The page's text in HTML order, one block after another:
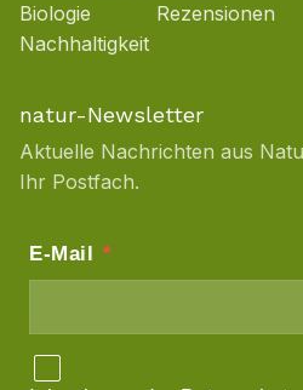
Biologie
Nachhaltigkeit
Rezensionen
natur-Newsletter
Aktuelle Nachrichten aus
Ihr Postfach.